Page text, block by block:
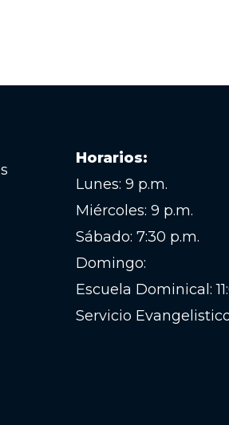
Horarios:
Lunes: 9 p.m.
Miércoles: 9 p.m.
Sábado: 7:30 p.m.
Domingo:
Escuela Dominical:
Servicio